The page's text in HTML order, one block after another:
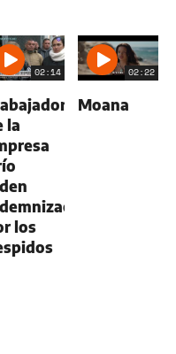
02:14
la
los
02:22
Moana